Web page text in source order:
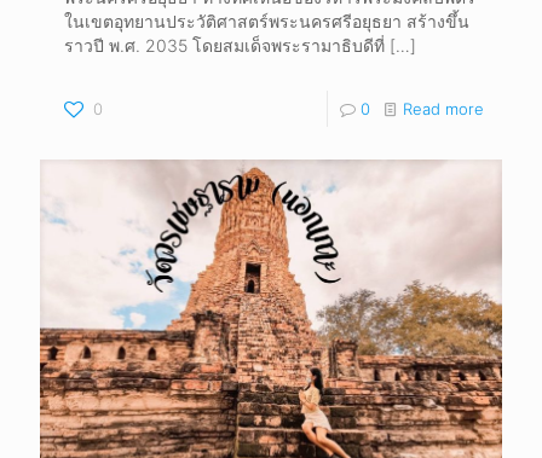
ในเขตอุทยานประวัติศาสตร์พระนครศรีอยุธยา สร้างขึ้น
ราวปี พ.ศ. 2035 โดยสมเด็จพระรามาธิบดีที่ […]
0 0 Read more